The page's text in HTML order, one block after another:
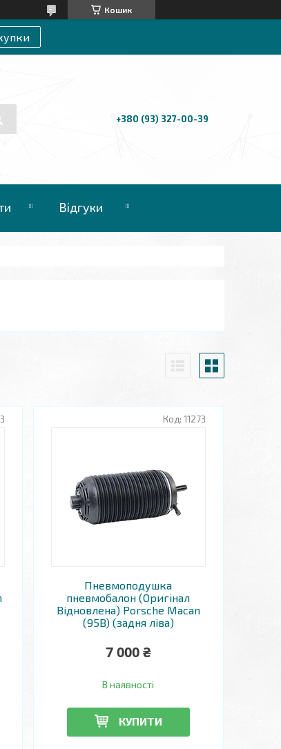
Кошик
+380 (93) 327-00-39
Відгуки
11273
Пневмоподушка
пневмобалон (Оригінал
Відновлена) Porsche Macan
(95B) (задня ліва)
7 000 ₴
В наявності
КУПИТИ